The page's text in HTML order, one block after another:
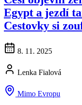
Egypt a jezdí
Cestovky si
8. 11. 2025
Lenka Fialová
Mimo Evropu